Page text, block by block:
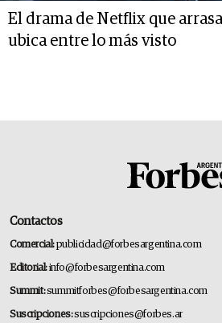
El drama de Netflix que
ubica entre lo más visto
Contactos
Comercial:publicidad@forbesargentina.com
Editorial:info@forbesargentina.com
Summit:summitforbes@forbesargentina.com
Suscripciones:suscripciones@forbes.ar